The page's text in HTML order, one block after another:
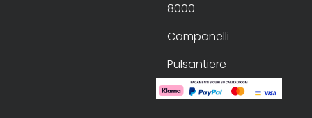
8000
Campanelli
Pulsantiere